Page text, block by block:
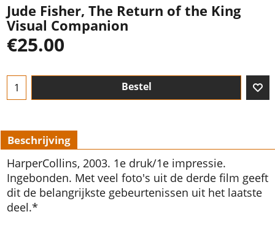
Jude Fisher, The Return of the King
Visual Companion
€25.00
Bestel
Beschrijving
HarperCollins, 2003. 1e druk/1e impressie.
Ingebonden. Met veel foto's uit de derde film geeft
dit de belangrijkste gebeurtenissen uit het laatste
deel.*